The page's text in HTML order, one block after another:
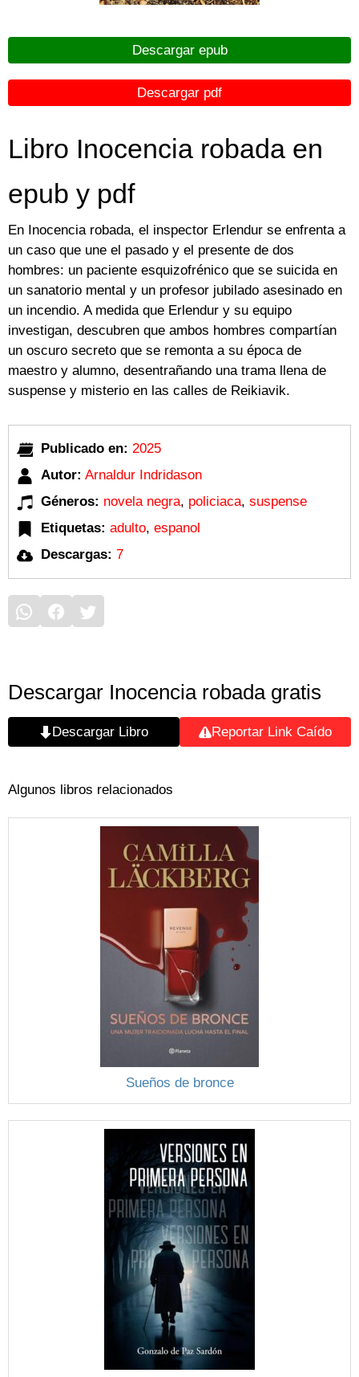
Descargar epub
Descargar pdf
Libro Inocencia robada en
epub y pdf
En Inocencia robada, el inspector Erlendur se enfrenta a
un caso que une el pasado y el presente de dos
hombres: un paciente esquizofrénico que se suicida en
un sanatorio mental y un profesor jubilado asesinado en
un incendio. A medida que Erlendur y su equipo
investigan, descubren que ambos hombres compartían
un oscuro secreto que se remonta a su época de
maestro y alumno, desentrañando una trama llena de
suspense y misterio en las calles de Reikiavik.
Publicado en: 2025
Autor: Arnaldur Indridason
Géneros: novela negra, policiaca, suspense
Etiquetas: adulto, espanol
Descargas: 7
Descargar Inocencia robada gratis
Descargar Libro Reportar Link Caído
Algunos libros relacionados
Sueños de bronce